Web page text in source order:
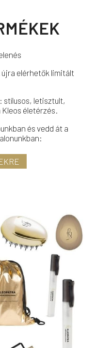
elérhetők limitált
stílusos, letisztult,
Kleos életérzés.
és vedd át a